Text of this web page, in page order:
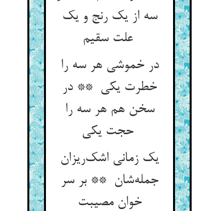
سه از یک رنج و یک
علت سقیم
در خموشی هر سه را
خطرت یکی ** در
سخن هم هر سه را
یک زمانی اشک‌ریزان
جمله‌شان ** بر سر
خوان مصیبت